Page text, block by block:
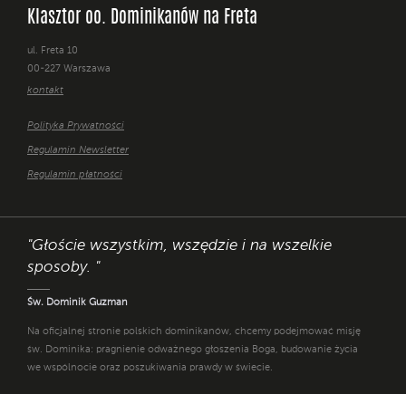
Klasztor oo. Dominikanów na Freta
ul. Freta 10
00-227 Warszawa
kontakt
Polityka Prywatności
Regulamin Newsletter
Regulamin płatności
"Głoście wszystkim, wszędzie i na wszelkie
sposoby. "
Św. Dominik Guzman
Na oficjalnej stronie polskich dominikanów, chcemy podejmować misję
św. Dominika: pragnienie odważnego głoszenia Boga, budowanie życia
we wspólnocie oraz poszukiwania prawdy w świecie.